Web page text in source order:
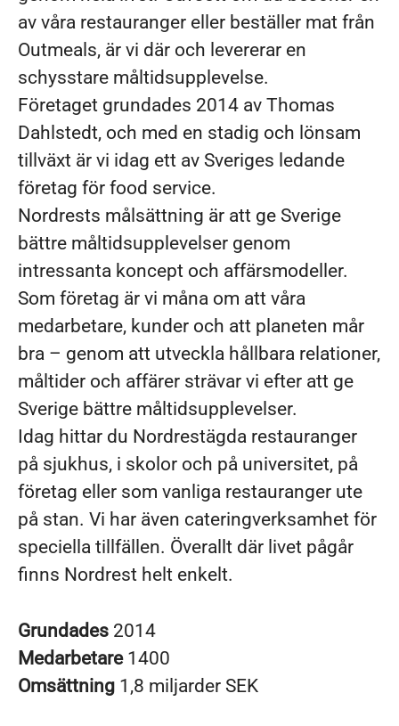
av våra restauranger eller beställer mat från
Outmeals, är vi där och levererar en
schysstare måltidsupplevelse.
Företaget grundades 2014 av Thomas
Dahlstedt, och med en stadig och lönsam
tillväxt är vi idag ett av Sveriges ledande
företag för food service.
Nordrests målsättning är att ge Sverige
bättre måltidsupplevelser genom
intressanta koncept och affärsmodeller.
Som företag är vi måna om att våra
medarbetare, kunder och att planeten mår
bra – genom att utveckla hållbara relationer,
måltider och affärer strävar vi efter att ge
Sverige bättre måltidsupplevelser.
Idag hittar du Nordrestägda restauranger
på sjukhus, i skolor och på universitet, på
företag eller som vanliga restauranger ute
på stan. Vi har även cateringverksamhet för
speciella tillfällen. Överallt där livet pågår
finns Nordrest helt enkelt.
Grundades 2014
Medarbetare 1400
Omsättning 1,8 miljarder SEK